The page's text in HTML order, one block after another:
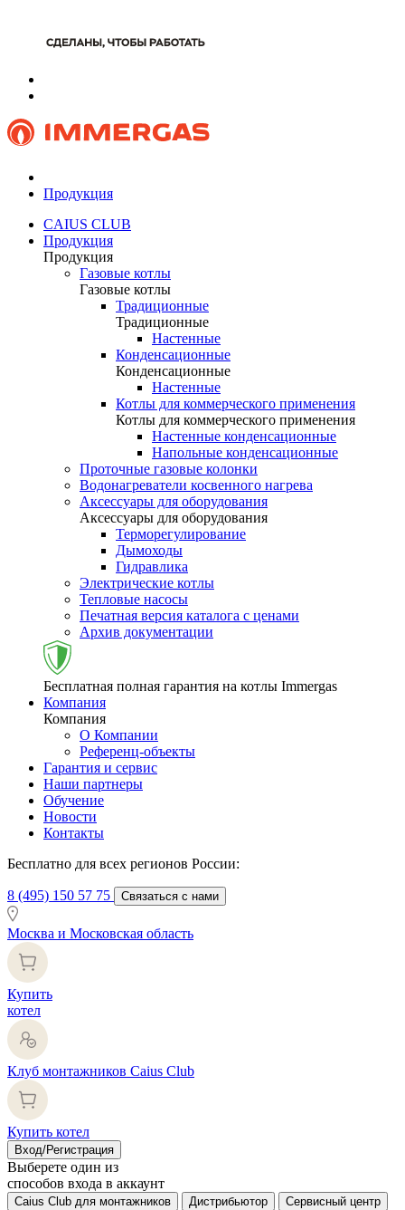
Продукция
CAIUS CLUB
Продукция
Продукция
Газовые котлы
Газовые котлы
Традиционные
Традиционные
Настенные
Конденсационные
Конденсационные
Настенные
Котлы для коммерческого применения
Котлы для коммерческого применения
Настенные конденсационные
Напольные конденсационные
Проточные газовые колонки
Водонагреватели косвенного нагрева
Аксессуары для оборудования
Аксессуары для оборудования
Терморегулирование
Дымоходы
Гидравлика
Электрические котлы
Тепловые насосы
Печатная версия каталога с ценами
Архив документации
Бесплатная полная гарантия на котлы Immergas
Компания
Компания
О Компании
Референц-объекты
Гарантия и сервис
Наши партнеры
Обучение
Новости
Контакты
Бесплатно для всех регионов России:
8 (495) 150 57 75 Связаться с нами
Москва и Московская область
Купить
котел
Клуб монтажников Caius Club
Купить котел
Вход/Регистрация
Выберете один из
способов входа в аккаунт
Caius Club для монтажников Дистрибьютор Сервисный центр